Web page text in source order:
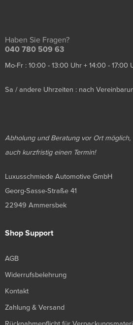
Haben Sie Fragen?
040 780 509 63
Mo-Fr : 10:00 - 13:00 Uhr + 14:00 - 17:00
Sa / andere Uhrzeiten : nach
Abholung und Beratung vor Ort
auch kurzfristig einen Termin!
Luxusschmiede Automotive GmbH
Georg-Sasse-Straße 41
22949 Ammersbek
Shop Support
AGB
Widerrufsbelehrung
Kontakt
Zahlung & Versand